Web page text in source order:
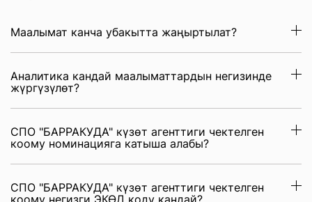
Маалымат канча убакытта жаңыртылат?
Аналитика кандай маалыматтардын негизинде
жүргүзүлөт?
СПО "БАРРАКУДА" күзɵт агенттиги чектелген
коому номинацияга катыша алабы?
СПО "БАРРАКУДА" күзɵт агенттиги чектелген
коому негизги ЭКӨД коду кандай?